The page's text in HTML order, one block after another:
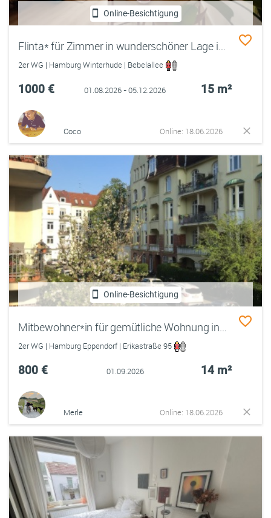
Online-Besichtigung
Flinta* für Zimmer in wunderschöner Lage im Grünen gesucht
2er WG | Hamburg Winterhude | Bebelallee
1000 € 01.08.2026 - 05.12.2026 15 m²
Coco Online: 18.06.2026
Online-Besichtigung
Mitbewohner*in für gemütliche Wohnung in Eppendorf gesucht! (Nichtraucher/ vegetarisch 🌱)
2er WG | Hamburg Eppendorf | Erikastraße 95
800 € 01.09.2026 14 m²
Merle Online: 18.06.2026